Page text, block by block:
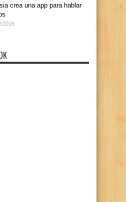
crea una app para hablar
2016